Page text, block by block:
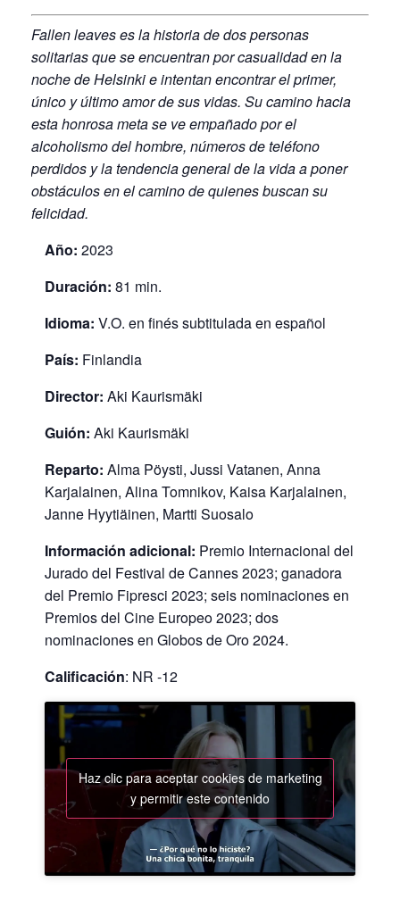
Fallen leaves es la historia de dos personas
solitarias que se encuentran por casualidad en la
noche de Helsinki e intentan encontrar el primer,
único y último amor de sus vidas. Su camino hacia
esta honrosa meta se ve empañado por el
alcoholismo del hombre, números de teléfono
perdidos y la tendencia general de la vida a poner
obstáculos en el camino de quienes buscan su
felicidad.
Año: 2023
Duración: 81 min.
Idioma: V.O. en finés subtitulada en español
País: Finlandia
Director: Aki Kaurismäki
Guión: Aki Kaurismäki
Reparto: Alma Pöysti, Jussi Vatanen, Anna
Karjalainen, Alina Tomnikov, Kaisa Karjalainen,
Janne Hyytiäinen, Martti Suosalo
Información adicional: Premio Internacional del
Jurado del Festival de Cannes 2023; ganadora
del Premio Fipresci 2023; seis nominaciones en
Premios del Cine Europeo 2023; dos
nominaciones en Globos de Oro 2024.
Calificación: NR -12
Haz clic para aceptar cookies de marketing
y permitir este contenido